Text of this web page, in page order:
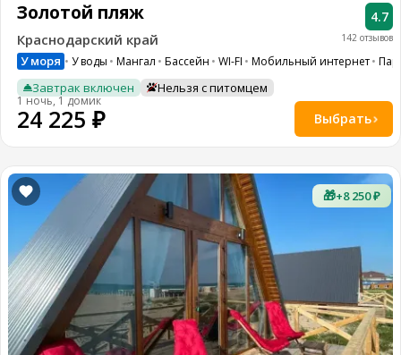
142 отзывов
4.7
Золотой пляж
Краснодарский край
У моря У воды Мангал Бассейн WI-FI Мобильный интернет
Завтрак включен Нельзя с питомцем
1 ночь, 1 домик
24 225 ₽ Выбрать
🎁+8 250 ₽